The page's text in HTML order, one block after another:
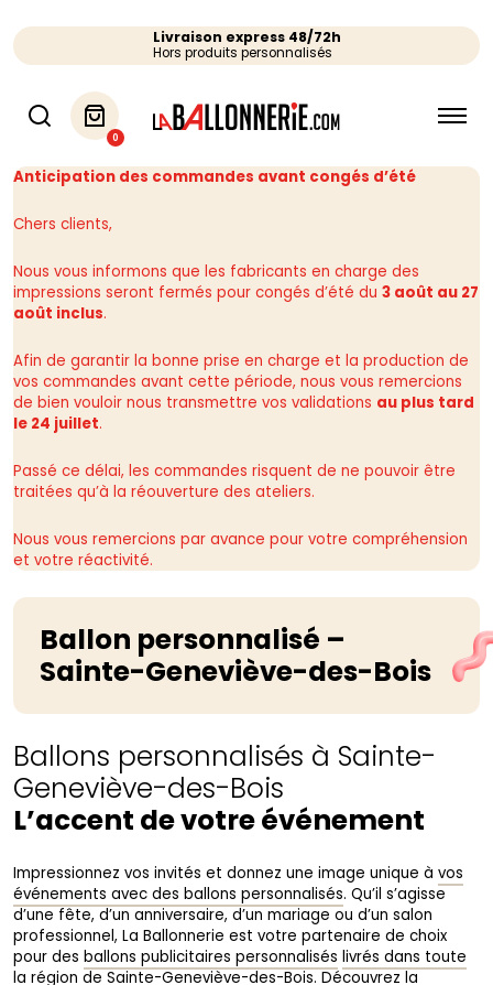
Livraison express 48/72h
Hors produits personnalisés
0
Anticipation des commandes avant congés d’été
Chers clients,
Nous vous informons que les fabricants en charge des
impressions seront fermés pour congés d’été du 3 août au 27
août inclus.
Afin de garantir la bonne prise en charge et la production de
vos commandes avant cette période, nous vous remercions
de bien vouloir nous transmettre vos validations au plus tard
le 24 juillet.
Passé ce délai, les commandes risquent de ne pouvoir être
traitées qu’à la réouverture des ateliers.
Nous vous remercions par avance pour votre compréhension
et votre réactivité.
Ballon personnalisé –
Sainte-Geneviève-des-Bois
Ballons personnalisés à Sainte-
Geneviève-des-Bois
L’accent de votre événement
Impressionnez vos invités et donnez une image unique à vos
événements avec des ballons personnalisés. Qu’il s’agisse
d’une fête, d’un anniversaire, d’un mariage ou d’un salon
professionnel, La Ballonnerie est votre partenaire de choix
pour des ballons publicitaires personnalisés livrés dans toute
la région de Sainte-Geneviève-des-Bois. Découvrez la